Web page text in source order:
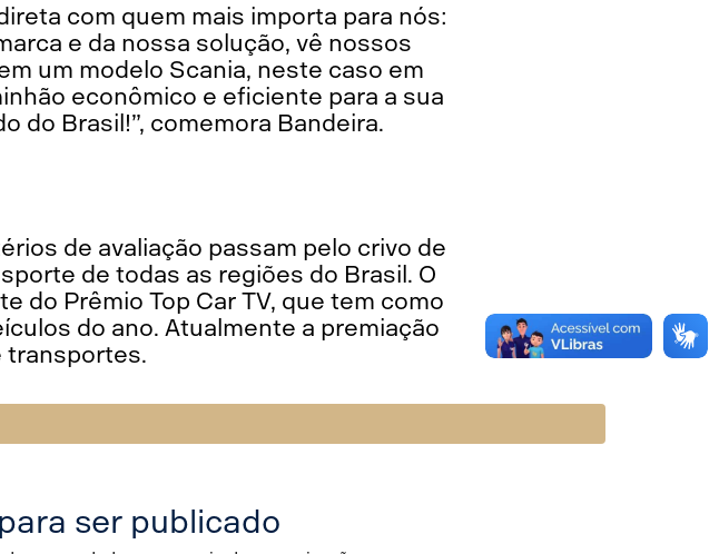
com quem mais importa para nós:
e da nossa solução, vê nossos
um modelo Scania, neste caso em
econômico e eficiente para a sua
do Brasil!”, comemora Bandeira.
de avaliação passam pelo crivo de
de todas as regiões do Brasil. O
do Prêmio Top Car TV, que tem como
do ano. Atualmente a premiação
transportes.
ser publicado